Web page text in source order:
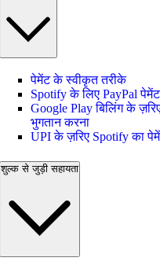
पेमेंट के स्वीकृत तरीके
Spotify के लिए PayPal पेमेंट
Google Play बिलिंग के
भुगतान करना
UPI के ज़रिए Spotify का
शुल्क से जुड़ी सहायता